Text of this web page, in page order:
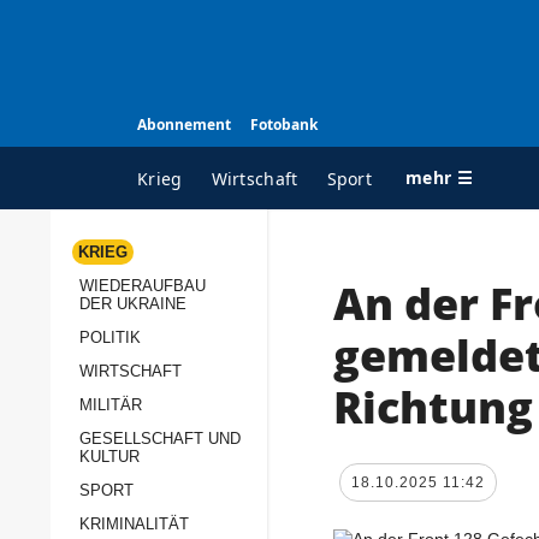
Abonnement Fotobank
Krieg Wirtschaft Sport mehr ☰
ALLE RUBRIKEN
Wiederaufbau der
Politik
Militär
KRIEG
WIEDERAUFBAU
DER UKRAINE
POLITIK
WIRTSCHAFT
MILITÄR
GESELLSCHAFT UND
KULTUR
SPORT
KRIMINALITÄT
An der
18.10.2025 11:42